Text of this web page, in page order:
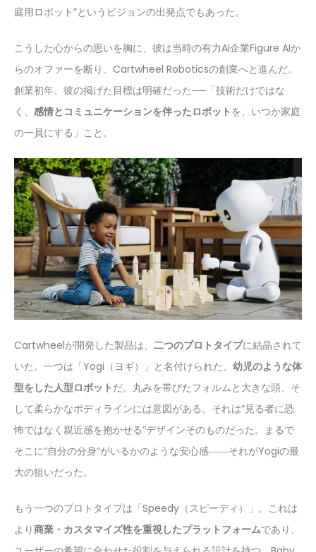
庭用ロボット”というビジョンの出発点でもあった。
こうした心からの思いを胸に、彼は当時の有力AI企業Figure AIか
らのオファーを断り、Cartwheel Roboticsの創業へと進んだ。
創業初年、彼の掲げた目標は明確だった──「技術だけではな
く、 感情とコミュニケーションを伴ったロボット を、いつか家庭
の一員にする」こと。
Cartwheelが開発した製品は、 二つのプロトタイプに結晶されて
いた。一つは「Yogi（ヨギ）」と名付けられた、 幼児のような体
型をした人型ロボット だ。丸みを帯びたフォルムと大きな頭、そ
して柔らかなボディラインには意図がある。それは“見る者に恐
怖ではなく親近感を抱かせる”デザインそのものだった。まるで
そこに“自分の分身”がいるかのような安心感――それがYogiの最
大の狙いだった。
もう一つのプロトタイプは「Speedy（スピーディ）」。これは
より商業・カスタマイズ性を重視したプラットフォームであり、